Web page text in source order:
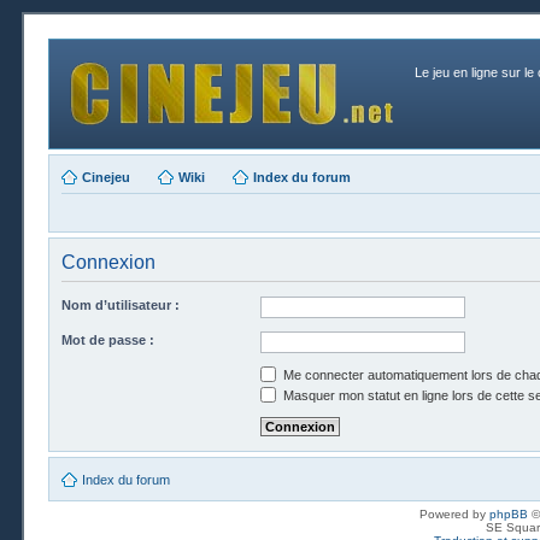
Le jeu en ligne sur le
Cinejeu Wiki Index du forum
Connexion
Nom d’utilisateur :
Mot de passe :
Me connecter automatiquement lors de
Masquer mon statut en ligne lors de cette
Index du forum
Powered by phpBB
SE